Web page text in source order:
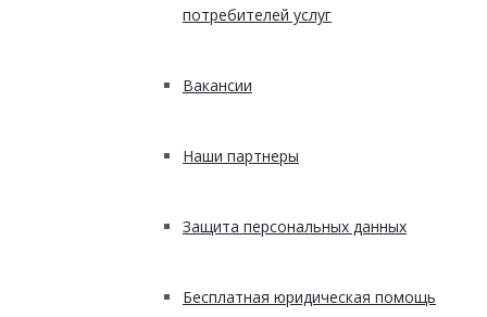
потребителей услуг
Вакансии
Наши партнеры
Защита персональных данных
Бесплатная юридическая помощь